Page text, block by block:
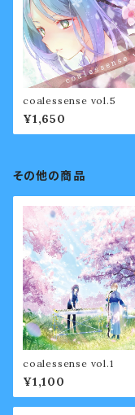
coalessense vol.5
¥1,650
その他の商品
coalessense vol.1
¥1,100